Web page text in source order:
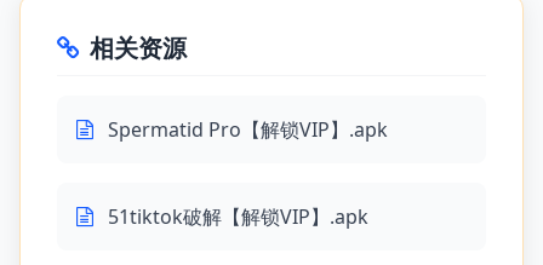
相关资源
Spermatid Pro【解锁VIP】.apk
51tiktok破解【解锁VIP】.apk